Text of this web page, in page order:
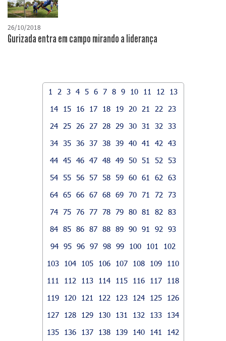
26/10/2018
Gurizada entra em campo mirando a liderança
1 2 3 4 5 6 7 8 9 10 11 12
13
14
15 16 17 18 19 20 21 22
23
24
25 26 27 28 29 30 31 32
33
34 35 36 37 38 39 40 41 42
43
44 45 46 47 48 49 50 51 52
53
54 55 56 57 58 59 60 61 62
63
64 65 66 67 68 69 70 71 72
73
74 75 76 77 78 79 80 81 82
83
84 85 86 87 88 89 90 91 92
93
94 95 96 97 98 99 100 101
102
103
104 105 106 107 108 109
110
111
112 113 114 115 116 117
118
119
120 121 122 123 124 125
126
127
128 129 130 131 132 133
134
135
136 137 138 139 140 141
142